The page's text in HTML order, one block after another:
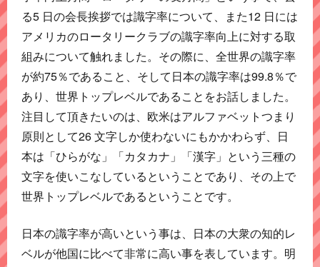
る5 日の会長挨拶では識字率について、また12 日には
アメリカのロータリークラブの識字率向上に対する取
組みについて触れました。その際に、全世界の識字率
が約75％であること、そして日本の識字率は99.8％で
あり、世界トップレベルであることをお話しました。
注目して頂きたいのは、欧米はアルファベットつまり
原則として26 文字しか使わないにもかかわらず、日
本は「ひらがな」「カタカナ」「漢字」という三種の
文字を使いこなしているということであり、その上で
世界トップレベルであるということです。
日本の識字率が高いという事は、日本の大衆の知的レ
ベルが他国に比べて非常に高い事を表しています。明